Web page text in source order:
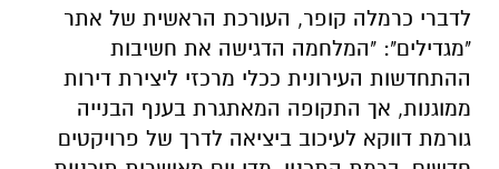
גורמת דווקא לעיכוב ביציאה לדרך של פרויקטים
חדשים. ברמת התכנון, מדי יום מאושרות תוכניות
חדשות, גם בדרום הארץ וצפונה, אך החסמים עולים
בשלב הרישוי והליווי הבנקאי. לערי הפריפריה טרם
נמצא פתרון, והמימוש בפועל פשוט עוד לא קורה".